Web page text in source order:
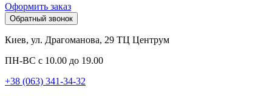
Оформить заказ
Обратный звонок
Киев, ул. Драгоманова, 29 ТЦ Центрум
ПН-ВС с 10.00 до 19.00
+38 (063) 341-34-32